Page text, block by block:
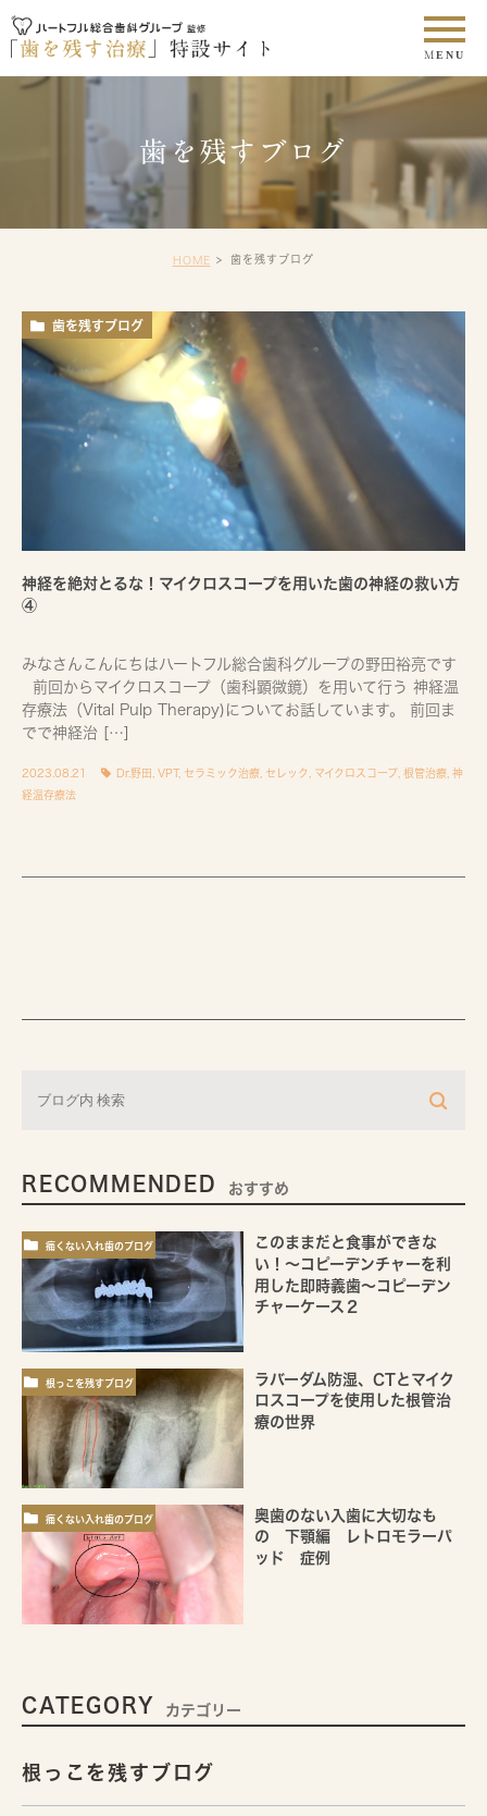
歯を残すブログ
HOME 歯を残すブログ
歯を残すブログ
神経を絶対とるな！マイクロスコープを用いた歯の神経の救い方
④
みなさんこんにちはハートフル総合歯科グループの野田裕亮です
前回からマイクロスコープ（歯科顕微鏡）を用いて行う 神経温
存療法（Vital Pulp Therapy)についてお話しています。 前回ま
でで神経治 […]
2023.08.21 Dr.野田 VPT, セラミック治療 セレック マイクロスコープ 根管治療 神
経温存療法
RECOMMENDED おすすめ
痛くない入れ歯のブログ
このままだと食事ができな
い！～コピーデンチャーを利
用した即時義歯～コピーデン
チャーケース２
根っこを残すブログ
ラバーダム防湿、CTとマイク
ロスコープを使用した根管治
療の世界
痛くない入れ歯のブログ
奥歯のない入歯に大切なも
の 下顎編 レトロモラーパ
ッド 症例
CATEGORY カテゴリー
根っこを残すブログ